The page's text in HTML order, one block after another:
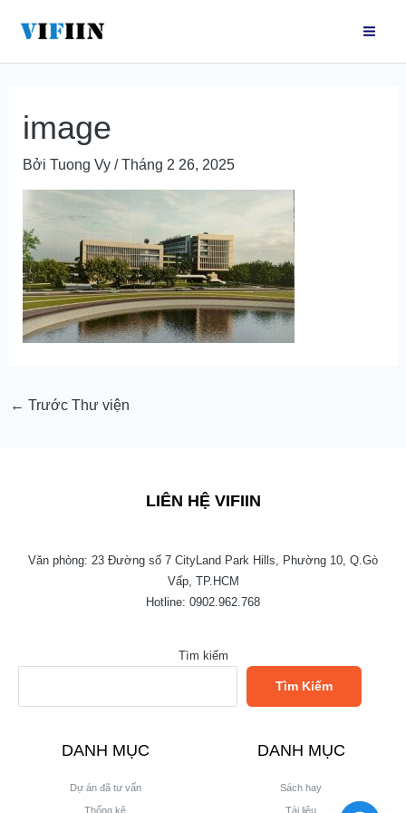
nội
image
BởiTuong Vy/Tháng 2 26, 2025
hướng
bài
← Trước Thư viện
LIÊN HỆ VIFIIN
Văn phòng: 23 Đường số 7 CityLand Park Hills, Phường 10, Q.Gò
Vấp, TP.HCM
Hotline: 0902.962.768
Tìm kiếm
Tìm Kiếm
DANH MỤC
Dự án đã tư vấn
Thống kê
DANH MỤC
Sách hay
Tài liệu